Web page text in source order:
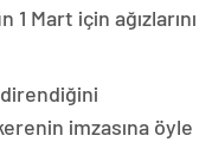
Mart için ağızlarını
direndiğini
imzasına öyle